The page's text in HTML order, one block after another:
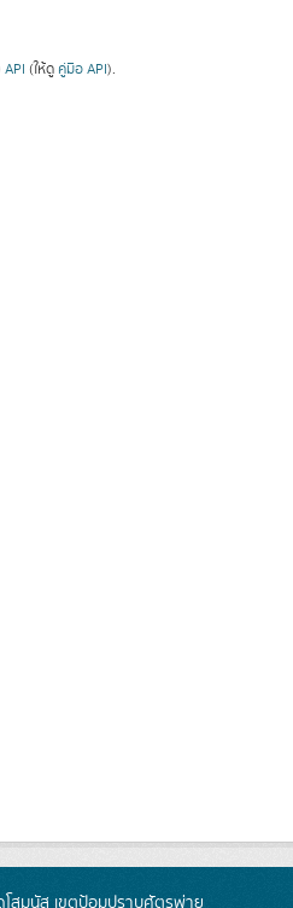
API (ให้ดู คู่มือ API).
สมนัส เขตป้อมปราบศัตรูพ่าย